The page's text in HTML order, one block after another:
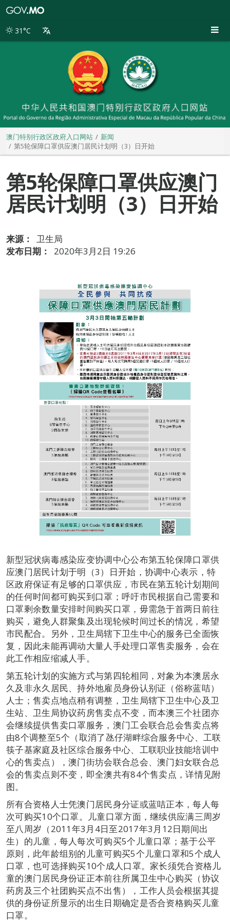
别
31°C
澳门特别行政区政府入口网站
新闻
第5轮保障口罩供应澳门居民计划明（3）日开始
第5轮保障口罩供应澳门
居民计划明（3）日开始
来源：
卫生局
发布日期：
2020年3月2日 19:26
新型冠状病毒感染应变协调中心公布第五轮保障口罩供
应澳门居民计划于明（3）日开始，协调中心表示，特
区政府保证有足够的口罩供应，市民在第五轮计划期间
的任何时间都可购买到口罩；呼吁市民根据自己需要和
口罩剩余数量安排时间购买口罩，毋需急于首两日前往
购买，避免人群聚集及出现轮候时间过长的情况，希望
市民配合。另外，卫生局辖下卫生中心的服务已全面恢
复，因此未能再调动大量人手处理口罩售卖服务，会在
此工作相应缩减人手。
第五轮计划的实施方式与第四轮相同，对象为本澳居永
久及非永久居民、持外地雇员身份认别证（俗称蓝咭）
人士；售卖点地点稍有调整，卫生局辖下卫生中心及卫
生站、卫生局协议药房售卖点不变，而本澳三个社团亦
会继续提供售卖口罩服务，澳门工会联合总会售卖点将
由8个调整至5个（取消了氹仔湖畔综合服务中心、工联
筷子基家庭及社区综合服务中心、工联职业技能培训中
心的售卖点），澳门街坊会联合总会、澳门妇女联合总
会的售卖点则不变，即全澳共有84个售卖点，详情见附
图。
所有合资格人士凭澳门居民身分证或蓝咭正本，每人每
次可购买10个口罩。儿童口罩方面，继续供应满三周岁
至八周岁（2011年3月4日至2017年3月12日期间出
生）的儿童，每人每次可购买5个儿童口罩；基于公平
原则，此年龄组别的儿童可购买5个儿童口罩和5个成人
口罩，也可选择购买10个成人口罩。家长须凭合资格儿
童的澳门居民身份证正本前往所属卫生中心购买（协议
药房及三个社团购买点不出售），工作人员会根据其提
供的身份证所显示的出生日期确定是否合资格购买儿童
口罩。